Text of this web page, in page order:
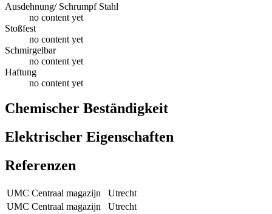
Ausdehnung/ Schrumpf Stahl
no content yet
Stoßfest
no content yet
Schmirgelbar
no content yet
Haftung
no content yet
Chemischer Beständigkeit
Elektrischer Eigenschaften
Referenzen
UMC Centraal magazijn
Utrecht
UMC Centraal magazijn
Utrecht